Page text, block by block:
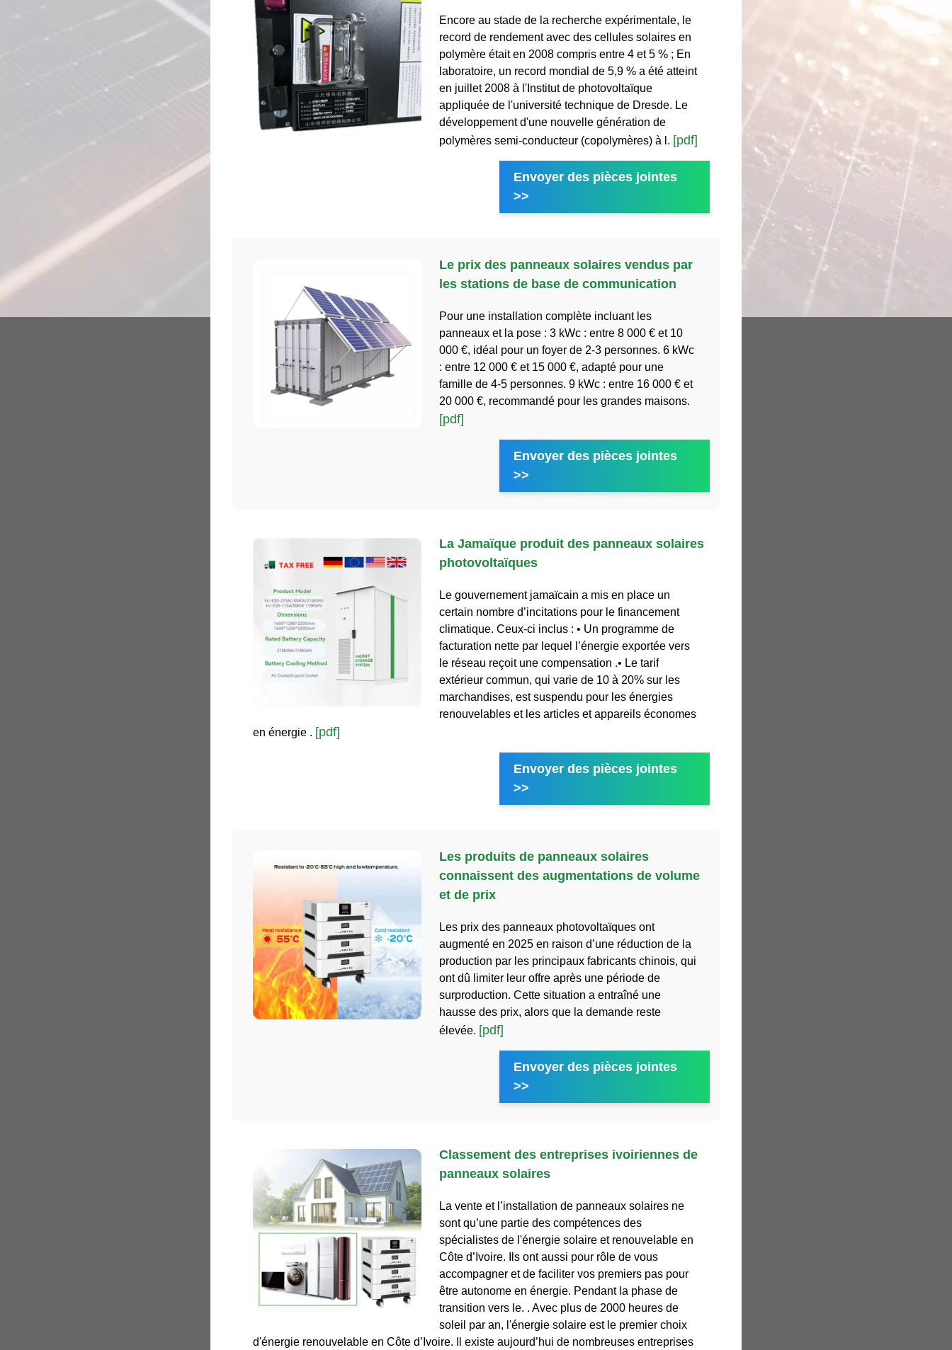
Encore au stade de la recherche expérimentale, le
record de rendement avec des cellules solaires en
polymère était en 2008 compris entre 4 et 5 % ; En
laboratoire, un record mondial de 5,9 % a été atteint
en juillet 2008 à l'Institut de photovoltaïque
appliquée de l'université technique de Dresde. Le
développement d'une nouvelle génération de
polymères semi-conducteur (copolymères) à l. [pdf]
Envoyer des pièces jointes
>>
Le prix des panneaux solaires vendus par
les stations de base de communication
Pour une installation complète incluant les
panneaux et la pose : 3 kWc : entre 8 000 € et 10
000 €, idéal pour un foyer de 2-3 personnes. 6 kWc
: entre 12 000 € et 15 000 €, adapté pour une
famille de 4-5 personnes. 9 kWc : entre 16 000 € et
20 000 €, recommandé pour les grandes maisons.
[pdf]
Envoyer des pièces jointes
>>
La Jamaïque produit des panneaux solaires
photovoltaïques
Le gouvernement jamaïcain a mis en place un
certain nombre d’incitations pour le financement
climatique. Ceux-ci inclus : • Un programme de
facturation nette par lequel l’énergie exportée vers
le réseau reçoit une compensation .• Le tarif
extérieur commun, qui varie de 10 à 20% sur les
marchandises, est suspendu pour les énergies
renouvelables et les articles et appareils économes
en énergie . [pdf]
Envoyer des pièces jointes
>>
Les produits de panneaux solaires
connaissent des augmentations de volume
et de prix
Les prix des panneaux photovoltaïques ont
augmenté en 2025 en raison d’une réduction de la
production par les principaux fabricants chinois, qui
ont dû limiter leur offre après une période de
surproduction. Cette situation a entraîné une
hausse des prix, alors que la demande reste
élevée. [pdf]
Envoyer des pièces jointes
>>
Classement des entreprises ivoiriennes de
panneaux solaires
La vente et l’installation de panneaux solaires ne
sont qu’une partie des compétences des
spécialistes de l'énergie solaire et renouvelable en
Côte d’Ivoire. Ils ont aussi pour rôle de vous
accompagner et de faciliter vos premiers pas pour
être autonome en énergie. Pendant la phase de
transition vers le. . Avec plus de 2000 heures de
soleil par an, l'énergie solaire est le premier choix
d'énergie renouvelable en Côte d’Ivoire. Il existe aujourd’hui de nombreuses entreprises